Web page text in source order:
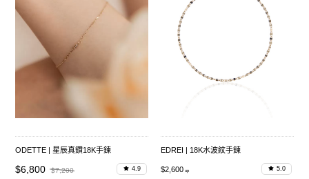
ODETTE | 星辰真鑽18K手鍊
$6,800 $7,200 4.9
EDREI | 18K水波紋手鍊
$2,600 5.0